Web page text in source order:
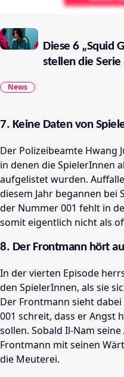
Diese 6 „Squid
stellen die
News
7. Keine Daten von
Der Polizeibeamte Hwang
in denen die SpielerInnen
aufgelistet wurden.
diesem Jahr begannen bei
der Nummer 001 fehlt in
somit eigentlich nicht als
8. Der Frontmann hört
In der vierten Episode
den SpielerInnen, als sie
Der Frontmann sieht
001 schreit, dass er Angst
sollen. Sobald Il-Nam
Frontmann mit seinen
die Meuterei.